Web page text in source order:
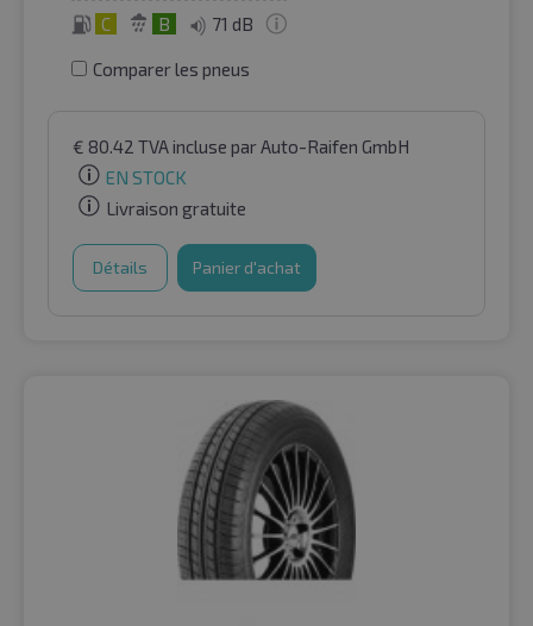
C B 71 dB
Comparer les pneus
€ 80.42 TVA incluse par Auto-Raifen GmbH
EN STOCK
Livraison gratuite
Détails Panier d'achat